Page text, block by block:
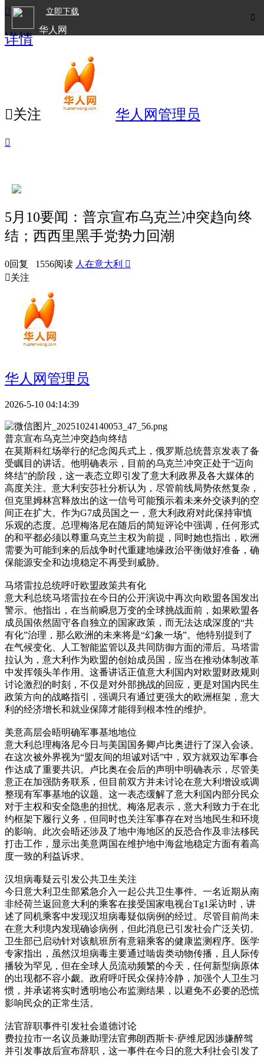

立即下载
华人网

详情
关注 华人网管理员

5月10要闻：普京宣布乌克兰冲突趋向终
结；西西里黑手党势力回潮
0回复 1556阅读 人在意大利 
关注
华人网管理员
2026-5-10 04:14:39
普京宣布乌克兰冲突趋向终结
在莫斯科红场举行的纪念阅兵式上，俄罗斯总统普京发表了备
受瞩目的讲话。他明确表示，目前的乌克兰冲突正处于“迈向
终结”的阶段，这一表态立即引发了意大利政界及各大媒体的
高度关注。意大利安莎社分析认为，尽管前线局势依然复杂，
但克里姆林宫释放出的这一信号可能预示着未来外交谈判的空
间正在扩大。作为G7成员国之一，意大利政府对此保持审慎
乐观的态度。总理梅洛尼在随后的简短评论中强调，任何形式
的和平都必须以尊重乌克兰主权为前提，同时她也指出，欧洲
需要为可能到来的后战争时代重建地缘政治平衡做好准备，确
保能源安全和边境稳定不再受到威胁。
马塔雷拉总统呼吁欧盟政策共有化
意大利总统马塔雷拉在今日的公开演说中再次向欧盟各国发出
警示。他指出，在当前瞬息万变的全球挑战面前，如果欧盟各
成员国依然固守各自独立的国家政策，而无法达成深度的“共
有化”治理，那么欧洲的未来将是“幻象一场”。他特别提到了
在气候变化、人工智能监管以及共同防御方面的滞后。马塔雷
拉认为，意大利作为欧盟的创始成员国，应当在推动体制改革
中发挥领头羊作用。这番讲话正值意大利国内对欧盟财政规则
讨论激烈的时刻，不仅是对外部挑战的回应，更是对国内民生
政策方向的战略指引，强调只有通过更强大的欧洲框架，意大
利的经济增长和就业保障才能得到根本性的维护。
美意高层会晤明确军事基地地位
意大利总理梅洛尼今日与美国国务卿卢比奥进行了深入会谈。
在这次被外界视为“盟友间的坦诚对话”中，双方就双边军事合
作达成了重要共识。卢比奥在会后的声明中明确表示，尽管美
意正在加强防务联系，但目前双方并未讨论在意大利增设或调
整现有军事基地的议题。这一表态缓解了意大利国内部分民众
对于主权和安全隐患的担忧。梅洛尼表示，意大利致力于在北
约框架下履行义务，但同时也关注军事存在对当地民生和环境
的影响。此次会晤还涉及了地中海地区的反恐合作及非法移民
打击工作，显示出美意两国在维护地中海盆地稳定方面有着高
度一致的利益诉求。
汉坦病毒疑云引发公共卫生关注
今日意大利卫生部紧急介入一起公共卫生事件。一名近期从南
非经荷兰返回意大利的乘客在接受国家电视台Tg1采访时，讲
述了同机乘客中发现汉坦病毒疑似病例的经过。尽管目前尚未
在意大利境内发现确诊病例，但此消息已引发社会广泛关切。
卫生部已启动针对该航班所有意籍乘客的健康监测程序。医学
专家指出，虽然汉坦病毒主要通过啮齿类动物传播，且人际传
播较为罕见，但在全球人员流动频繁的今天，任何新型病原体
的出现都不容小觑。政府呼吁民众保持冷静，加强个人卫生习
惯，并承诺将实时透明地公布监测结果，以避免不必要的恐慌
影响民众的正常生活。
法官辞职事件引发社会道德讨论
费拉拉市一名议员兼助理法官弗朗西斯卡·萨维尼因涉嫌醉驾
并引发事故后宣布辞职，这一事件在今日的意大利社会引发了